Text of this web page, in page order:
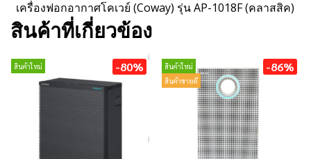
เครื่องฟอกอากาศโคเวย์ (Coway) รุ่น AP-1018F (คลาสสิค)
สินค้าที่เกี่ยวข้อง
สินค้าใหม่ -80%
สินค้าใหม่
สินค้าขายดี
-86%